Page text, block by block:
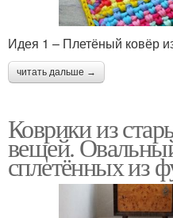
Идея 1 – Плетёный ковёр
читать дальше →
Коврики из
вещей.
сплетённых из